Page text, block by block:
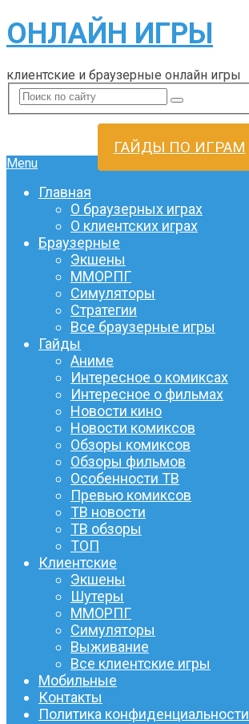
ОНЛАЙН ИГРЫ
клиентские и браузерные онлайн игры
ГАЙДЫ ПО ИГРАМ
Menu
Главная
О браузерных играх
О клиентских играх
Браузерные
Экшены
ММОРПГ
Симуляторы
Стратегии
Все браузерные игры
Гайды
Аниме
Интересное о комиксах
Интересное о фильмах
Новости кино
Новости комиксов
Обзоры комиксов
Обзоры фильмов
Особенности ТВ
Превью комиксов
ТВ новости
ТВ обзоры
ТОП
Клиентские
Экшены
Шутеры
ММОРПГ
Симуляторы
Выживание
Все клиентские игры
Мобильные
Контакты
Политика конфиденциальности